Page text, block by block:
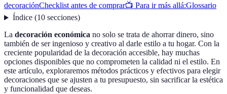
decoraciónChecklist antes de comprar📺 Para ir más allá:Glossario
Índice(10 secciones)
La decoración económica no solo se trata de ahorrar dinero, sino
también de ser ingenioso y creativo al darle estilo a tu hogar. Con la
creciente popularidad de la decoración accesible, hay muchas
opciones disponibles que no comprometen la calidad ni el estilo. En
este artículo, exploraremos métodos prácticos y efectivos para elegir
decoraciones que se ajusten a tu presupuesto, sin sacrificar la estética
y funcionalidad que deseas.